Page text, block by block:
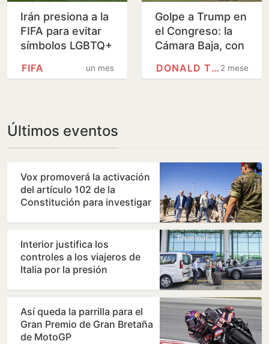
Irán presiona a la
FIFA para evitar
símbolos LGBTQ+
Egipto
un mes
FIFA
Golpe a Trump en
el Congreso: la
Cámara Baja, con
republicana, vota
2 meses
DONALD TRUMP
Últimos eventos
Vox promoverá la activación
del artículo 102 de la
Constitución para investigar
Interior justifica los
controles a los viajeros de
Italia por la presión
Así queda la parrilla para el
Gran Premio de Gran Bretaña
de MotoGP